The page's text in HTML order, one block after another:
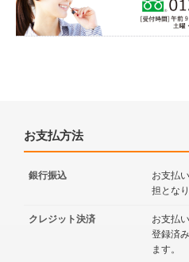
お支払方法
銀行振込
お支払
担となり
クレジット決済
お支払
登録済
ます。